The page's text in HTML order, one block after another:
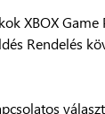
XBOX Game
Rendelés